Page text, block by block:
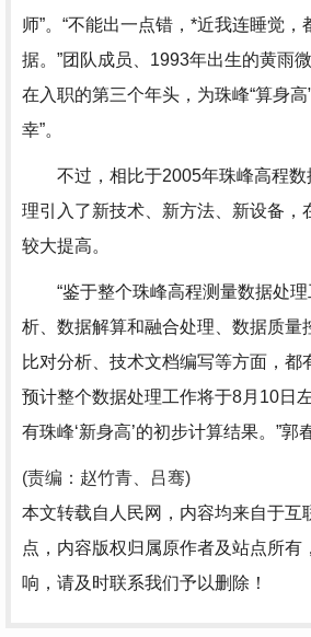
师”。“不能出一点错，*近我连睡觉，
据。”团队成员、1993年出生的黄雨
在入职的第三个年头，为珠峰“算身高
幸”。
不过，相比于2005年珠峰高程数
理引入了新技术、新方法、新设备，
较大提高。
“鉴于整个珠峰高程测量数据处理
析、数据解算和融合处理、数据质量
比对分析、技术文档编写等方面，都
预计整个数据处理工作将于8月10日
有珠峰‘新身高’的初步计算结果。”郭
(责编：赵竹青、吕骞)
本文转载自人民网，内容均来自于互
点，内容版权归属原作者及站点所有
响，请及时联系我们予以删除！